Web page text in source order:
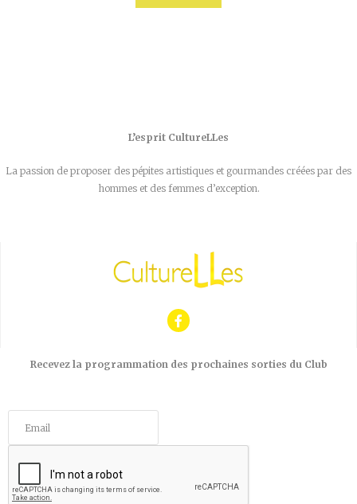
L’esprit CultureLLes
La passion de proposer des pépites artistiques et gourmandes créées par des
hommes et des femmes d’exception.
Recevez la programmation des prochaines sorties du Club